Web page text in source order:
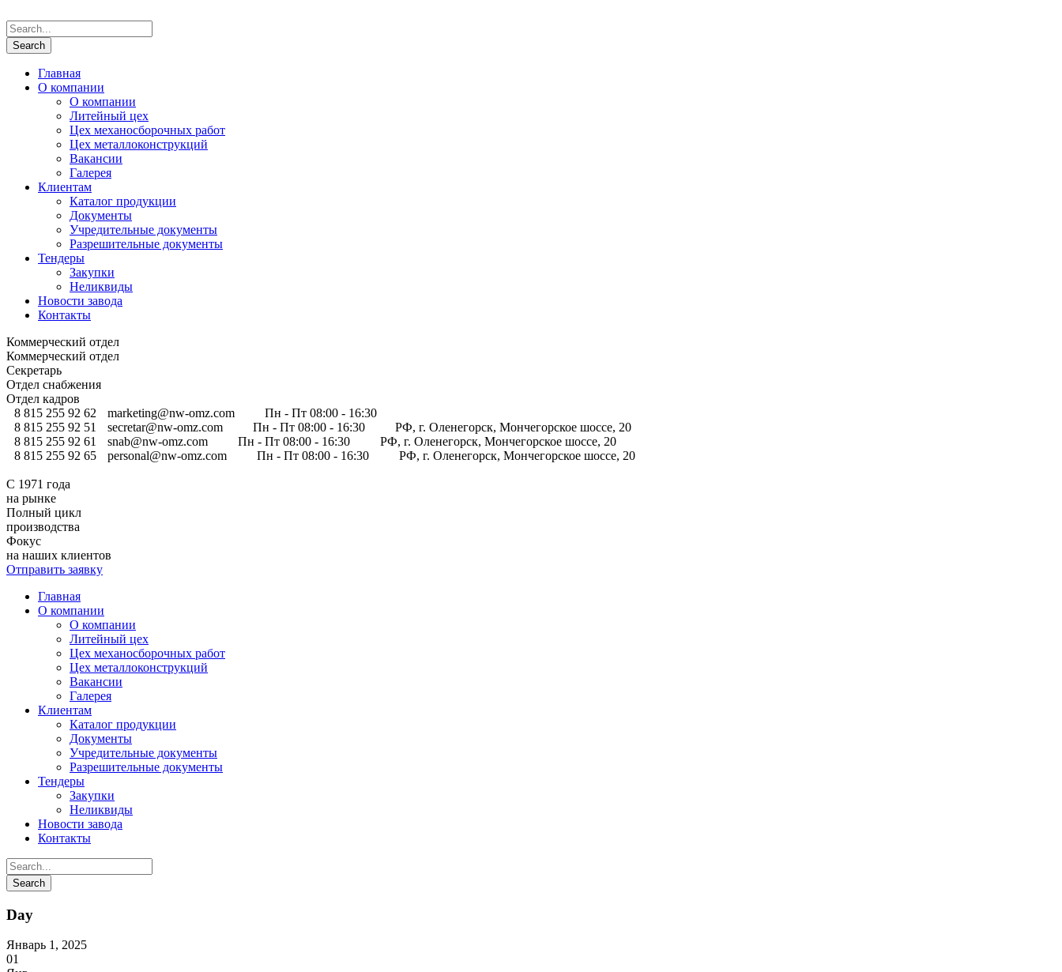
Главная
О компании
О компании
Литейный цех
Цех механосборочных работ
Цех металлоконструкций
Вакансии
Галерея
Клиентам
Каталог продукции
Документы
Учредительные документы
Разрешительные документы
Тендеры
Закупки
Неликвиды
Новости завода
Контакты
Коммерческий отдел
Коммерческий отдел
Секретарь
Отдел снабжения
Отдел кадров
8 815 255 92 62
marketing@nw-omz.com
Пн - Пт 08:00 - 16:30
8 815 255 92 51
secretar@nw-omz.com Пн - Пт 08:00 - 16:30
РФ, г. Оленегорск, Мончегорское шоссе, 20
8 815 255 92 61
snab@nw-omz.com Пн - Пт 08:00 - 16:30
РФ, г. Оленегорск, Мончегорское шоссе, 20
8 815 255 92 65
personal@nw-omz.com Пн - Пт 08:00 - 16:30 РФ, г. Оленегорск, Мончегорское шоссе, 20
С 1971 года
на рынке
Полный цикл
производства
Фокус
на наших клиентов
Отправить заявку
Главная
О компании
О компании
Литейный цех
Цех механосборочных работ
Цех металлоконструкций
Вакансии
Галерея
Клиентам
Каталог продукции
Документы
Учредительные документы
Разрешительные документы
Тендеры
Закупки
Неликвиды
Новости завода
Контакты
Day
Январь 1, 2025
01